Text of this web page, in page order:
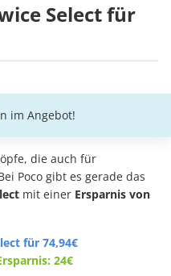
Select für
im Angebot!
die auch für
Poco gibt es gerade das
mit einer Ersparnis von
für 74,94€
24€